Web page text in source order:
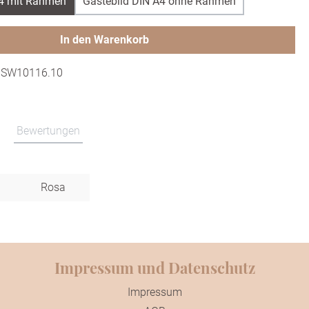
In den Warenkorb
SW10116.10
Bewertungen
Rosa
Impressum und Datenschutz
Impressum